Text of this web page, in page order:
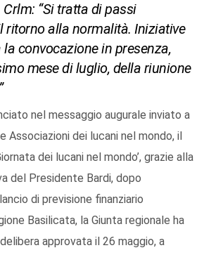
“Si tratta di passi
ritorno alla normalità. Iniziative
convocazione in presenza,
mese di luglio, della riunione
nel messaggio augurale inviato a
Associazioni dei lucani nel mondo, il
dei lucani nel mondo’, grazie alla
del Presidente Bardi, dopo
di previsione finanziario
Basilicata, la Giunta regionale ha
approvata il 26 maggio, a